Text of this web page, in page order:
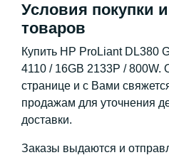
Условия покупки
товаров
Купить HP ProLiant DL380
4110 / 16GB 2133P / 800W.
странице и с Вами
продажам для уточнения
доставки.
Заказы выдаются и